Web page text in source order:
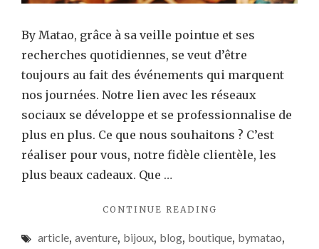
By Matao, grâce à sa veille pointue et ses
recherches quotidiennes, se veut d’être
toujours au fait des événements qui marquent
nos journées. Notre lien avec les réseaux
sociaux se développe et se professionnalise de
plus en plus. Ce que nous souhaitons ? C’est
réaliser pour vous, notre fidèle clientèle, les
plus beaux cadeaux. Que …
CONTINUE READING
PHOTOS
article, aventure, bijoux, blog, boutique, bymatao,